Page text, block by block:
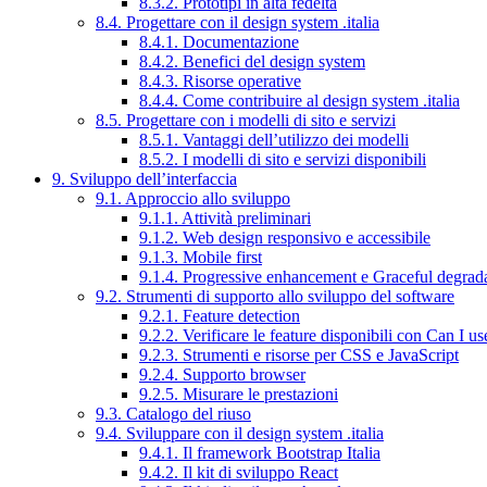
8.4. Progettare con il design system .italia
8.4.1. Documentazione
8.4.2. Benefici del design system
8.4.3. Risorse operative
8.4.4. Come contribuire al design system .italia
8.5. Progettare con i modelli di sito e servizi
8.5.1. Vantaggi dell’utilizzo dei modelli
8.5.2. I modelli di sito e servizi disponibili
9. Sviluppo dell’interfaccia
9.1. Approccio allo sviluppo
9.1.1. Attività preliminari
9.1.2. Web design responsivo e accessibile
9.1.3. Mobile first
9.1.4. Progressive enhancement e Graceful
9.2. Strumenti di supporto allo sviluppo del software
9.2.1. Feature detection
9.2.2. Verificare le feature disponibili con Can I
9.2.3. Strumenti e risorse per CSS e JavaScript
9.2.4. Supporto browser
9.2.5. Misurare le prestazioni
9.3. Catalogo del riuso
9.4. Sviluppare con il design system .italia
9.4.1. Il framework Bootstrap Italia
9.4.2. Il kit di sviluppo React